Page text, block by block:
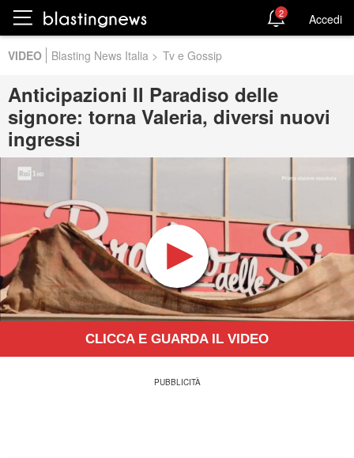
VIDEO Blasting News Italia > Tv e Gossip
Anticipazioni Il Paradiso delle
signore: torna Valeria, diversi nuovi
ingressi
CLICCA E GUARDA IL VIDEO
2 Accedi